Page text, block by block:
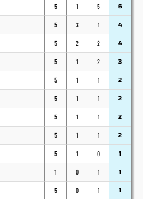
5 1 5 6
5 3 1 4
5 2 2 4
5 1 2 3
5 1 1 2
5 1 1 2
5 1 1 2
5 1 1 2
5 1 0 1
1 0 1 1
5 0 1 1